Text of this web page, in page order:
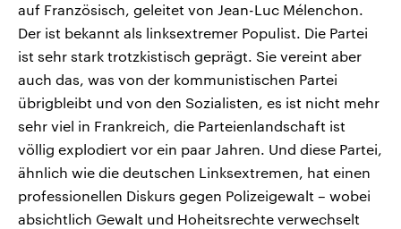
auf Französisch, geleitet von Jean-Luc Mélenchon.
Der ist bekannt als linksextremer Populist. Die Partei
ist sehr stark trotzkistisch geprägt. Sie vereint aber
auch das, was von der kommunistischen Partei
übrigbleibt und von den Sozialisten, es ist nicht mehr
sehr viel in Frankreich, die Parteienlandschaft ist
völlig explodiert vor ein paar Jahren. Und diese Partei,
ähnlich wie die deutschen Linksextremen, hat einen
professionellen Diskurs gegen Polizeigewalt – wobei
absichtlich Gewalt und Hoheitsrechte verwechselt